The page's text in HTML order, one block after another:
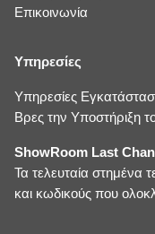
Επικοινωνία
Υπηρεσίες
Υπηρεσίες
Βρες την Υποστήριξη
ShowRoom Last
Τα τελευταία στημένα
και κωδικούς που